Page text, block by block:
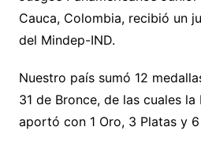
Cauca, Colombia, recibió un
del Mindep-IND.
Nuestro país sumó 12
31 de Bronce, de las cuales la
aportó con 1 Oro, 3 Platas y 6